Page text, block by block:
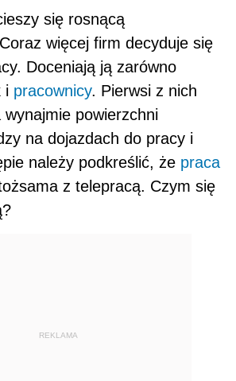
się rosnącą
więcej firm decyduje się
Doceniają ją zarówno
i pracownicy. Pierwsi z nich
powierzchni
na dojazdach do pracy i
należy podkreślić, że praca
z telepracą. Czym się
REKLAMA